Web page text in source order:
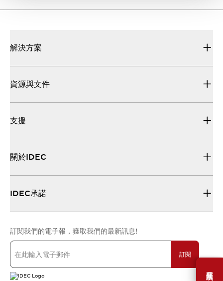
需要幫助嗎？
解決方案
資源與文件
支援
關於IDEC
IDEC承諾
訂閱我們的電子報，獲取我們的最新訊息!
訂閱